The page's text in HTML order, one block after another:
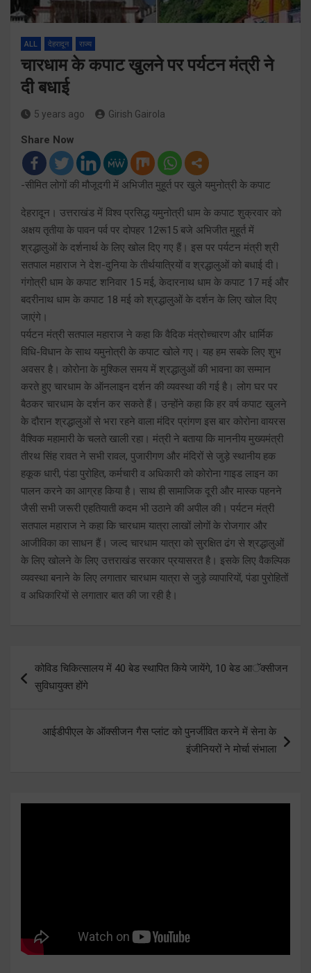
ALL देहरादून राज्य
चारधाम के कपाट खुलने पर पर्यटन मंत्री ने
दी बधाई
5 years ago Girish Gairola
Share Now
-सीमित लोगों की मौजूदगी में अभिजीत मुहूर्त पर खुले यमुनोत्री के कपाट
देहरादून। उत्तराखंड में विश्व प्रसिद्ध यमुनोत्री धाम के कपाट शुक्रवार को
अक्षय तृतीया के पावन पर्व पर दोपहर 12रू15 बजे अभिजीत मुहूर्त में
श्रद्धालुओं के दर्शनार्थ के लिए खोल दिए गए हैं। इस पर पर्यटन मंत्री श्री
सतपाल महाराज ने देश-दुनिया के तीर्थयात्रियों व श्रद्धालुओं को बधाई दी।
गंगोत्री धाम के कपाट शनिवार 15 मई, केदारनाथ धाम के कपाट 17 मई और
बदरीनाथ धाम के कपाट 18 मई को श्रद्धालुओं के दर्शन के लिए खोल दिए
जाएंगे।
पर्यटन मंत्री सतपाल महाराज ने कहा कि वैदिक मंत्रोच्चारण और धार्मिक
विधि-विधान के साथ यमुनोत्री के कपाट खोले गए। यह हम सबके लिए शुभ
अवसर है। कोरोना के मुश्किल समय में श्रद्धालुओं की भावना का सम्मान
करते हुए चारधाम के ऑनलाइन दर्शन की व्यवस्था की गई है। लोग घर पर
बैठकर चारधाम के दर्शन कर सकते हैं। उन्होंने कहा कि हर वर्ष कपाट खुलने
के दौरान श्रद्धालुओं से भरा रहने वाला मंदिर प्रांगण इस बार कोरोना वायरस
वैश्विक महामारी के चलते खाली रहा। मंत्री ने बताया कि माननीय मुख्यमंत्री
तीरथ सिंह रावत ने सभी रावल, पुजारीगण और मंदिरों से जुड़े स्थानीय हक
हकूक धारी, पंडा पुरोहित, कर्मचारी व अधिकारी को कोरोना गाइड लाइन का
पालन करने का आग्रह किया है। साथ ही सामाजिक दूरी और मास्क पहनने
जैसी सभी जरूरी एहतियाती कदम भी उठाने की अपील की। पर्यटन मंत्री
सतपाल महाराज ने कहा कि चारधाम यात्रा लाखों लोगों के रोजगार और
आजीविका का साधन हैं। जल्द चारधाम यात्रा को सुरक्षित ढंग से श्रद्धालुओं
के लिए खोलने के लिए उत्तराखंड सरकार प्रयासरत है। इसके लिए वैकल्पिक
व्यवस्था बनाने के लिए लगातार चारधाम यात्रा से जुड़े व्यापारियों, पंडा पुरोहितों
व अधिकारियों से लगातार बात की जा रही है।
navigation
कोविड चिकित्सालय में 40 बेड स्थापित किये जायेंगे, 10 बेड आॅक्सीजन
सुविधायुक्त होंगे
आईडीपीएल के ऑक्सीजन गैस प्लांट को पुनर्जीवित करने में सेना के
इंजीनियरों ने मोर्चा संभाला